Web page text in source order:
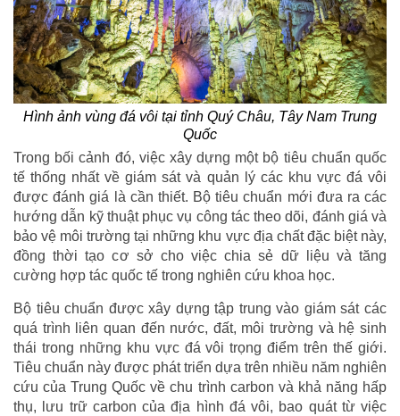
Hình ảnh vùng đá vôi tại tỉnh Quý Châu, Tây Nam Trung
Quốc
Trong bối cảnh đó, việc xây dựng một bộ tiêu chuẩn quốc
tế thống nhất về giám sát và quản lý các khu vực đá vôi
được đánh giá là cần thiết. Bộ tiêu chuẩn mới đưa ra các
hướng dẫn kỹ thuật phục vụ công tác theo dõi, đánh giá và
bảo vệ môi trường tại những khu vực địa chất đặc biệt này,
đồng thời tạo cơ sở cho việc chia sẻ dữ liệu và tăng
cường hợp tác quốc tế trong nghiên cứu khoa học.
Bộ tiêu chuẩn được xây dựng tập trung vào giám sát các
quá trình liên quan đến nước, đất, môi trường và hệ sinh
thái trong những khu vực đá vôi trọng điểm trên thế giới.
Tiêu chuẩn này được phát triển dựa trên nhiều năm nghiên
cứu của Trung Quốc về chu trình carbon và khả năng hấp
thụ, lưu trữ carbon của địa hình đá vôi, bao quát từ việc